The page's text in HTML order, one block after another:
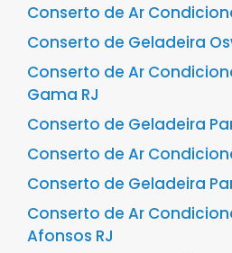
Conserto de Ar
Conserto de Geladeira
Conserto de Ar
Gama RJ
Conserto de Geladeira
Conserto de Ar
Conserto de Geladeira
Conserto de Ar
Afonsos RJ